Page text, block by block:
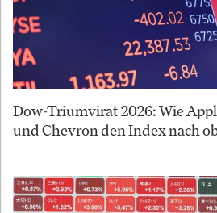
Dow-Triumvirat 2026: Wie
und Chevron den Index nach